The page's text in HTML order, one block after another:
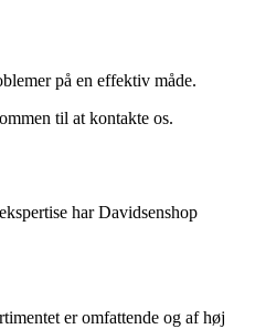
på en effektiv måde.
til at kontakte os.
har Davidsenshop
er omfattende og af høj